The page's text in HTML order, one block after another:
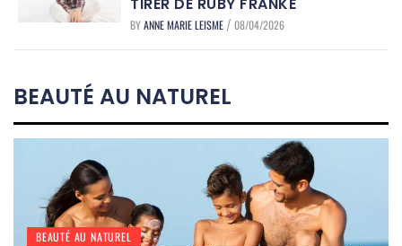
TIRER DE RUBY FRANKE
BYANNE MARIE LEISME / 08/04/2026
BEAUTÉ AU NATUREL
BEAUTÉ AU NATUREL